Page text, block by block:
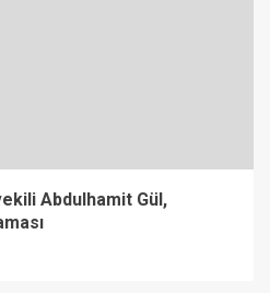
Abdulhamit Gül,